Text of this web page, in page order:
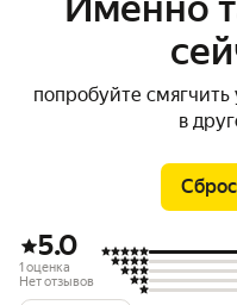
попробуйте смягчить
в
5.0
1 оценка
Нет отзывов